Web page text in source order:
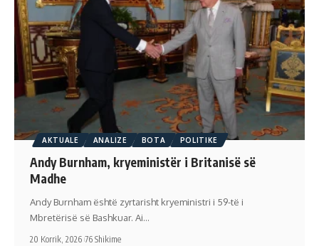
AKTUALE ANALIZE BOTA POLITIKE
Andy Burnham, kryeministër i Britanisë së
Madhe
Andy Burnham është zyrtarisht kryeministri i 59-të i
Mbretërisë së Bashkuar. Ai…
20 Korrik, 2026 76 Shikime